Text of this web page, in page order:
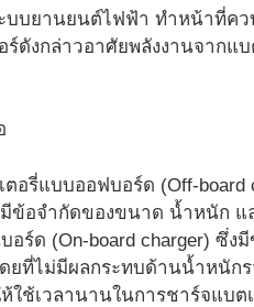
บบยานยนต์ไฟฟ้า ทำหน้าที่ค
ดังกล่าวอาศัยพลังงานจากแบ
อรี่แบบออฟบอร์ด (Off-board
มีข้อจำกัดของขนาด น้ำหนัก
ร์ด (On-board charger) ซึ่ง
ยที่ไม่มีผลกระทบด้านน้ำหนัก
ใช้เวลานานในการชาร์จแบต